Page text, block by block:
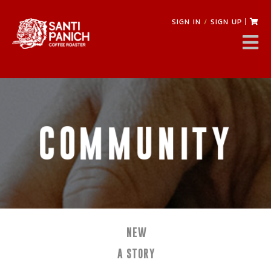
SIGN IN / SIGN UP |
COMMUNITY
NEW
A STORY